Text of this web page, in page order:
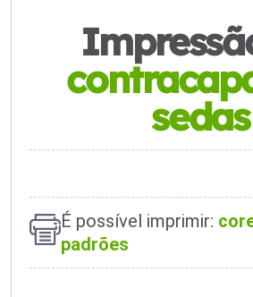
sedas
É possível imprimir:
padrões